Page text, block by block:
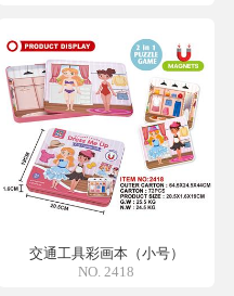
交通工具彩画本（小号）
NO. 2418